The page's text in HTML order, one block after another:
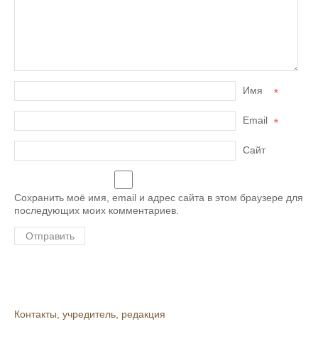
Имя *
Email *
Сайт
Сохранить моё имя, email и адрес сайта в этом браузере для
последующих моих комментариев.
Контакты, учредитель, редакция